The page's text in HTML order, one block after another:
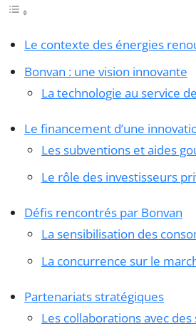
Le contexte des énergies
Bonvan : une vision innovante
La technologie au service
Le financement d’une
Les subventions et aides
Le rôle des investisseurs
Défis rencontrés par Bonvan
La sensibilisation des
La concurrence sur le
Partenariats stratégiques
Les collaborations avec